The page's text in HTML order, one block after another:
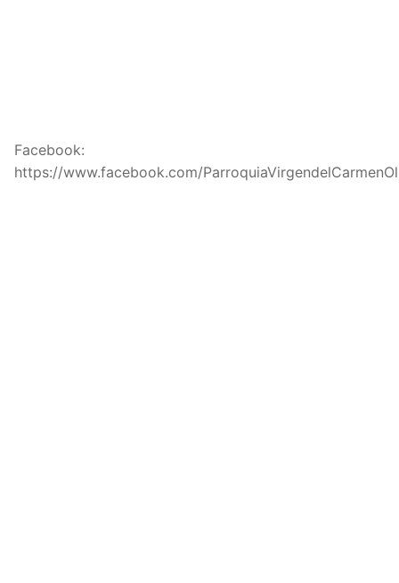
Facebook:
https://www.facebook.com/